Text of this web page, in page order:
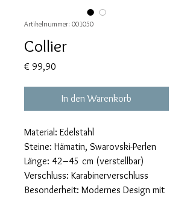
Artikelnummer: 001050
Collier
€ 99,90
In den Warenkorb
Material: Edelstahl
Steine: Hämatin, Swarovski-Perlen
Länge: 42–45 cm (verstellbar)
Verschluss: Karabinerverschluss
Besonderheit: Modernes Design mit